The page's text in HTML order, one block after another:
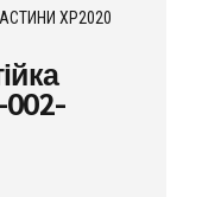
XP2020
002-